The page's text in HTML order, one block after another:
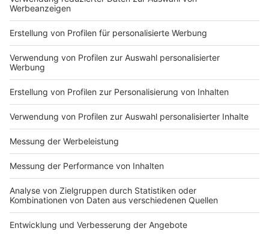
Thilo hält solche Zukunftsvisionen durchaus für
realistisch.
"Wer weiß wie viele Bauarbeiter 2050 wirklich
noch auf der Straße arbeiten. Vieles wird
sicherlich automatisiert - vielleicht sind wir dann
eher für die Überwachung der Maschine
zuständig."
Hoffentlich dann in einem Büro, in dem es nicht 40
Grad heiß ist.
Anzeige